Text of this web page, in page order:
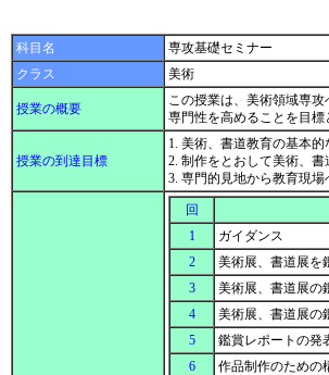
科目名
専攻基礎セミナー
クラス
美術
授業の概要
この授業は、美術領域専
専門性を高めることを目
授業の到達目標
1. 美術、書道教育の基本的
2. 制作をとおして美術、
3. 専門的見地から教育現場
回
1
ガイダンス
2
美術展、書道展を
3
美術展、書道展の
4
美術展、書道展の
5
鑑賞レポートの発
6
作品制作のための